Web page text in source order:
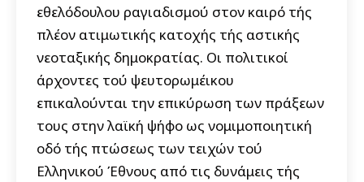
εθελόδουλου ραγιαδισμού στον καιρό τής
πλέον ατιμωτικής κατοχής τής αστικής
νεοταξικής δημοκρατίας. Οι πολιτικοί
άρχοντες τού ψευτορωμέικου
επικαλούνται την επικύρωση των πράξεων
τους στην λαϊκή ψήφο ως νομιμοποιητική
οδό τής πτώσεως των τειχών τού
Ελληνικού Έθνους από τις δυνάμεις τής